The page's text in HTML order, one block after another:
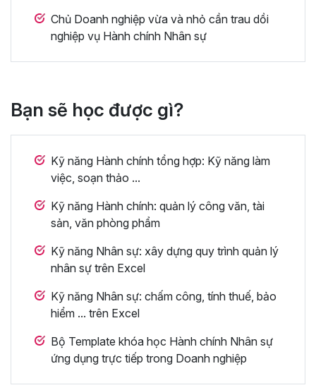
Chủ Doanh nghiệp vừa và nhỏ cần trau dồi
nghiệp vụ Hành chính Nhân sự
Bạn sẽ học được gì?
Kỹ năng Hành chính tổng hợp: Kỹ năng làm
việc, soạn thảo ...
Kỹ năng Hành chính: quản lý công văn, tài
sản, văn phòng phẩm
Kỹ năng Nhân sự: xây dựng quy trình quản lý
nhân sự trên Excel
Kỹ năng Nhân sự: chấm công, tính thuế, bảo
hiểm ... trên Excel
Bộ Template khóa học Hành chính Nhân sự
ứng dụng trực tiếp trong Doanh nghiệp